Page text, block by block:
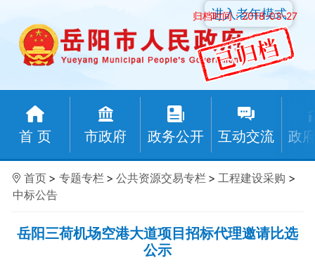
归档时间：2018-03-27
首 页 市政府 政务公开 互动交流 政
进入老年模式
首页 > 专题专栏 > 公共资源交易专栏 > 工程建设采购 >
中标公告
岳阳三荷机场空港大道项目招标代理邀请比选
公示